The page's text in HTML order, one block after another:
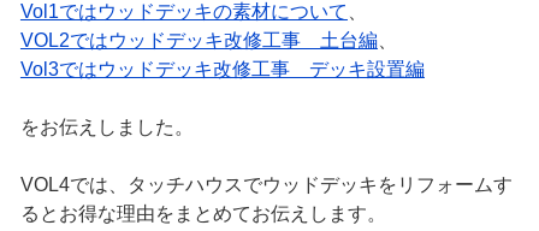
Vol1ではウッドデッキの素材について
VOL2ではウッドデッキ改修工事 土台編、
Vol3ではウッドデッキ改修工事 デッキ設置編
をお伝えしました。
VOL4では、タッチハウスでウッドデッキをリフォームす
るとお得な理由をまとめてお伝えします。